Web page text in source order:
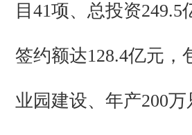
目41项、总投资
签约额达128.4亿元
业园建设、年产200